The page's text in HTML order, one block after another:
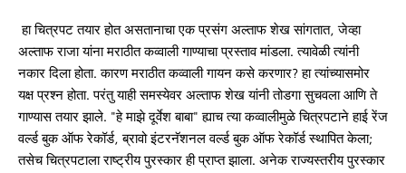
हा चित्रपट तयार होत असतानाचा एक प्रसंग अल्ताफ शेख सांगतात, जेव्हा
अल्ताफ राजा यांना मराठीत कव्वाली गाण्याचा प्रस्ताव मांडला. त्यावेळी त्यांनी
नकार दिला होता. कारण मराठीत कव्वाली गायन कसे करणार? हा त्यांच्यासमोर
यक्ष प्रश्न होता. परंतु याही समस्येवर अल्ताफ शेख यांनी तोडगा सुचवला आणि ते
गाण्यास तयार झाले. "हे माझे दूर्वेश बाबा" ह्याच त्या कव्वालीमुळे चित्रपटाने हाई रेंज
वर्ल्ड बुक ऑफ रेकॉर्ड, ब्रावो इंटरनॅशनल वर्ल्ड बुक ऑफ रेकॉर्ड स्थापित केला;
तसेच चित्रपटाला राष्ट्रीय पुरस्कार ही प्राप्त झाला. अनेक राज्यस्तरीय पुरस्कार